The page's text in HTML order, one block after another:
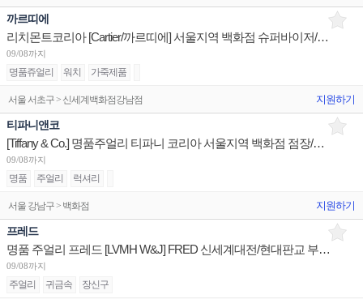
까르띠에
리치몬트코리아 [Cartier/까르띠에] 서울지역 백화점 슈퍼바이저/판매사원/어드민 채용
09/08까지
명품쥬얼리 워치 가죽제품
서울 서초구 > 신세계백화점강남점 지원하기
티파니앤코
[Tiffany & Co.] 명품주얼리 티파니 코리아 서울지역 백화점 점장/판매사원/오퍼레이션 채용
09/08까지
명품 주얼리 럭셔리
서울 강남구 > 백화점 지원하기
프레드
명품 주얼리 프레드 [LVMH W&J] FRED 신세계대전/현대판교 부점장~판매사원 채용
09/08까지
주얼리 귀금속 장신구